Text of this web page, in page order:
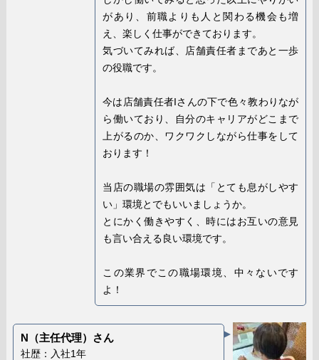
があり、前職よりも人と関わる機会も増
え、楽しく仕事ができております。
気づいてみれば、店舗責任者まであと一歩
の役職です。
今は店舗責任者Iさんの下で色々教わりなが
ら働いており、自分のキャリアがどこまで
上がるのか、ワクワクしながら仕事をして
おります！
当店の職場の雰囲気は「とても息がしやす
い」環境とでもいいましょうか。
とにかく働きやすく、時にはお互いの意見
も言い合える良い環境です。
この業界でこの職場環境、中々ないです
よ！
N（主任代理）さん
社歴：入社1年